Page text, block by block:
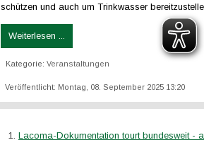
schützen und auch um Trinkwasser
Weiterlesen ...
Kategorie: Veranstaltungen
Veröffentlicht: Montag, 08. September 2025 13:20
Lacoma-Dokumentation tourt bundesweit -